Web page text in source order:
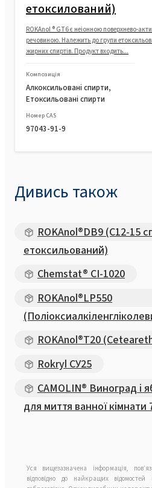
етоксилований)
ROKAnol ® GT6 є неіонною поверхнево-
речовиною. Належить до групи
жирних спиртів. Продукт входить...
Композиція
Алкоксильовані спирти,
Етоксильовані спирти
Номер CAS
97043-91-9
Дивись також
ROKAnol®DB9 (C12-15
етоксильований)
Chemstat® CI-1020
ROKAnol®LP550
ROKAnol®T20
Rokryl СУ25
CAMOLIN® Виноград і
для миття ванної кімнати
Уся вищезазначена інформація,
відповідно до найкращих